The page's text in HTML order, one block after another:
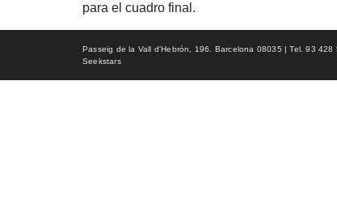
para el cuadro final.
Passeig de la Vall d'Hebrón, 196. Barcelona 08035 | Tel. 93
Seekstars